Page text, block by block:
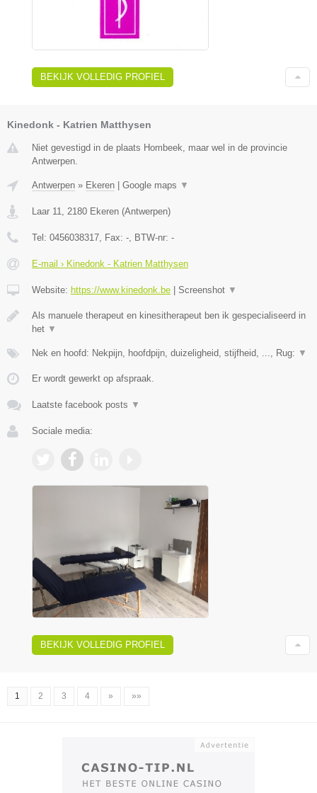
BEKIJK VOLLEDIG PROFIEL
Kinedonk - Katrien Matthysen
Niet gevestigd in de plaats Hombeek, maar wel in de provincie
Antwerpen.
Antwerpen » Ekeren Google maps ▼
Laar 11, 2180 Ekeren (Antwerpen)
Tel: 0456038317, Fax: -, BTW-nr: -
E-mail › Kinedonk - Katrien Matthysen
Website: https://www.kinedonk.be Screenshot ▼
Als manuele therapeut en kinesitherapeut ben ik gespecialiseerd in
het ▼
Nek en hoofd: Nekpijn, hoofdpijn, duizeligheid, stijfheid, ..., Rug: ▼
Er wordt gewerkt op afspraak.
Laatste facebook posts ▼
Sociale media:
BEKIJK VOLLEDIG PROFIEL
1 2 3 4 » »»